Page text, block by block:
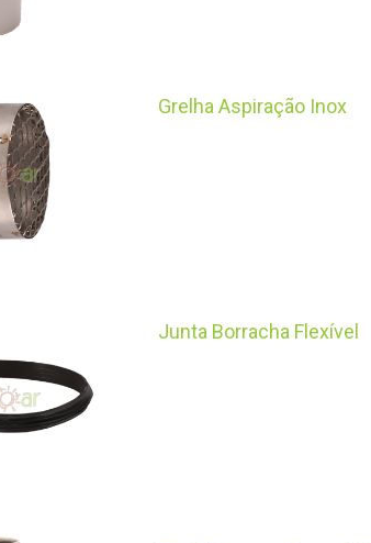
Grelha Aspiração Inox
Junta Borracha Flexível